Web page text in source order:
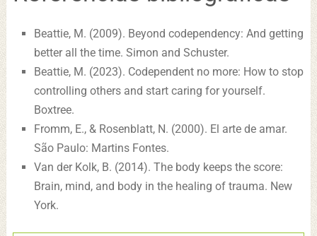
Beattie, M. (2009). Beyond codependency: And getting
better all the time. Simon and Schuster.
Beattie, M. (2023). Codependent no more: How to stop
controlling others and start caring for yourself.
Boxtree.
Fromm, E., & Rosenblatt, N. (2000). El arte de amar.
São Paulo: Martins Fontes.
Van der Kolk, B. (2014). The body keeps the score:
Brain, mind, and body in the healing of trauma. New
York.